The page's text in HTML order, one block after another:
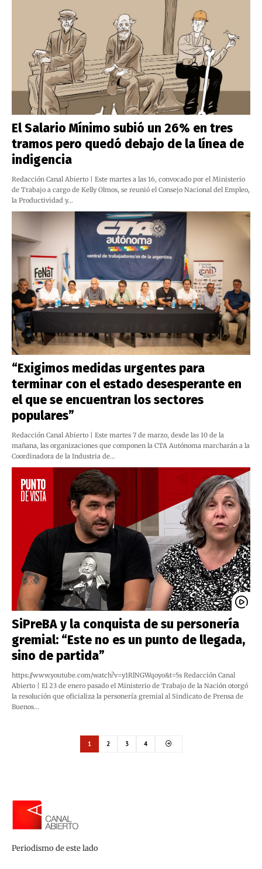
El Salario Mínimo subió un 26% en tres
tramos pero quedó debajo de la línea de
indigencia
Redacción Canal Abierto | Este martes a las 16, convocado por el Ministerio
de Trabajo a cargo de Kelly Olmos, se reunió el Consejo Nacional del Empleo,
la Productividad y…
“Exigimos medidas urgentes para
terminar con el estado desesperante en
el que se encuentran los sectores
populares”
Redacción Canal Abierto | Este martes 7 de marzo, desde las 10 de la
mañana, las organizaciones que componen la CTA Autónoma marcharán a la
Coordinadora de la Industria de…
SiPreBA y la conquista de su personería
gremial: “Este no es un punto de llegada,
sino de partida”
https://www.youtube.com/watch?v=y1RlNGWqoyo&t=5s Redacción Canal
Abierto | El 23 de enero pasado el Ministerio de Trabajo de la Nación otorgó
la resolución que oficializa la personería gremial al Sindicato de Prensa de
Buenos…
1 2 3 4
Periodismo de este lado